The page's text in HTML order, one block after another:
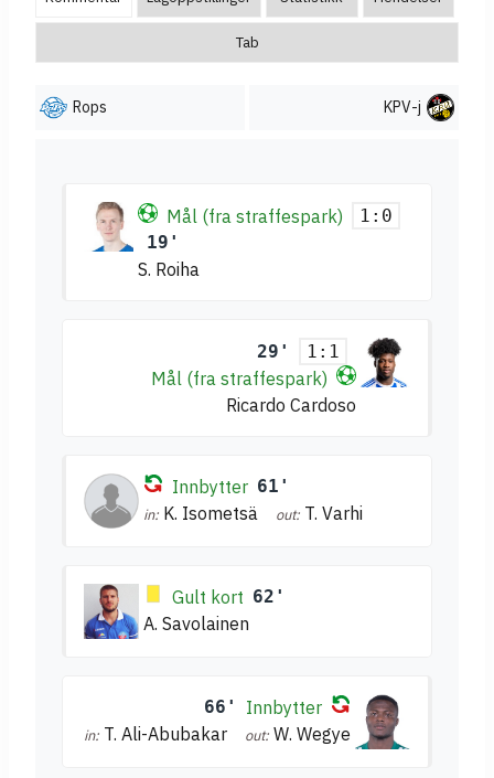
Tab
Rops KPV-j
Mål (fra straffespark)
1:0
19'
S. Roiha
29' 1:1
Mål (fra straffespark)
Ricardo Cardoso
Innbytter 61'
in: K. Isometsä out: T. Varhi
Gult kort 62'
A. Savolainen
66' Innbytter
in: T. Ali-Abubakar out: W. Wegye